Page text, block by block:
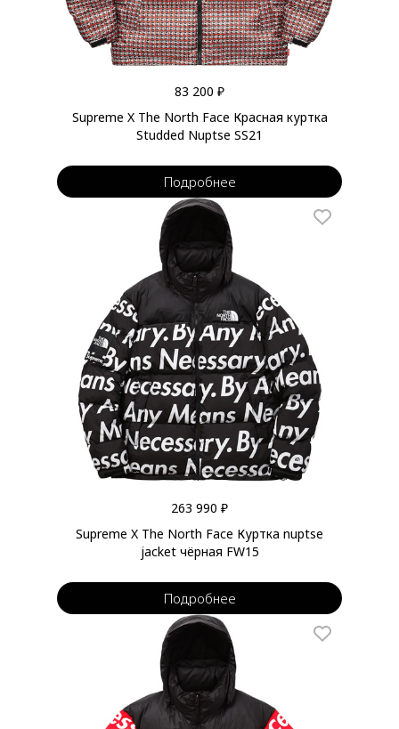
83 200 ₽
Supreme X The North Face Красная куртка
Studded Nuptse SS21
Подробнее
263 990 ₽
Supreme X The North Face Куртка nuptse
jacket чёрная FW15
Подробнее